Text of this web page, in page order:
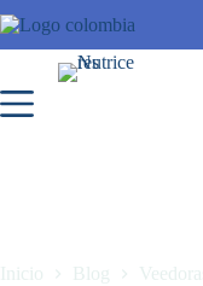
Inicio Blog